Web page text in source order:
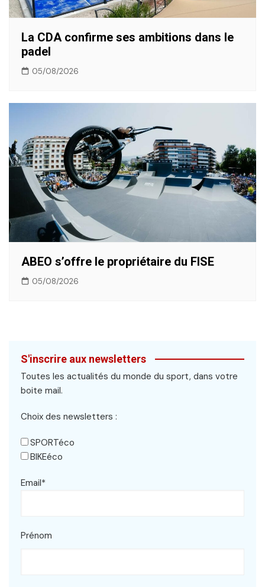
La CDA confirme ses ambitions dans le
padel
05/08/2026
ABEO s’offre le propriétaire du FISE
05/08/2026
S'inscrire aux newsletters
Toutes les actualités du monde du sport, dans votre
boite mail.
Choix des newsletters :
SPORTéco
BIKEéco
Email*
Prénom